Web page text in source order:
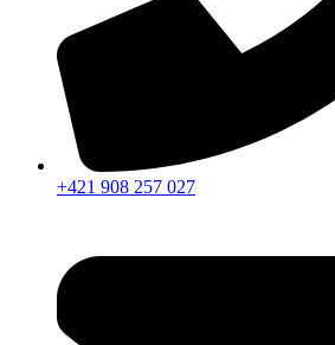
+421 908 257 027